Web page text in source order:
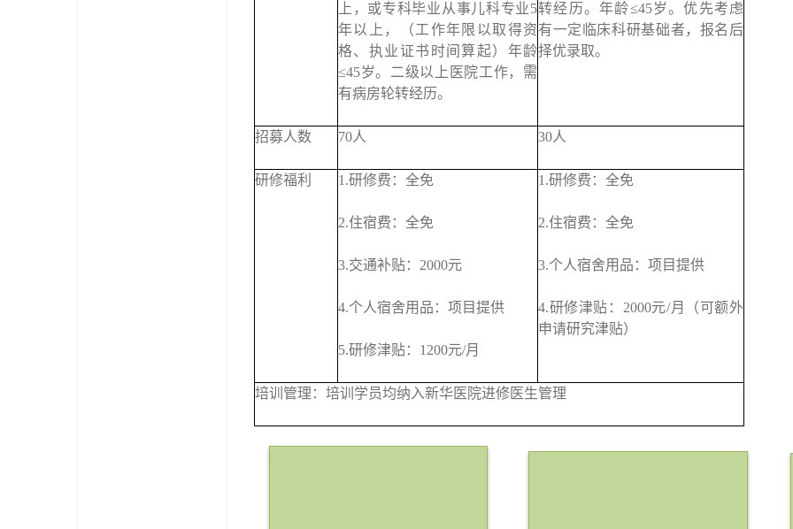
上，或专科毕业从事儿科专业5
年以上，（工作年限以取得资
格、执业证书时间算起）年龄
≤45岁。二级以上医院工作，需
有病房轮转经历。
转经历。年龄≤45岁。优先考虑
有一定临床科研基础者，报名后
择优录取。
招募人数 70人 30人
研修福利 1.研修费：全免
2.住宿费：全免
3.交通补贴：2000元
4.个人宿舍用品：项目提供
5.研修津贴：1200元/月
1.研修费：全免
2.住宿费：全免
3.个人宿舍用品：项目提供
4.研修津贴：2000元/月（可额外
申请研究津贴）
培训管理：培训学员均纳入新华医院进修医生管理